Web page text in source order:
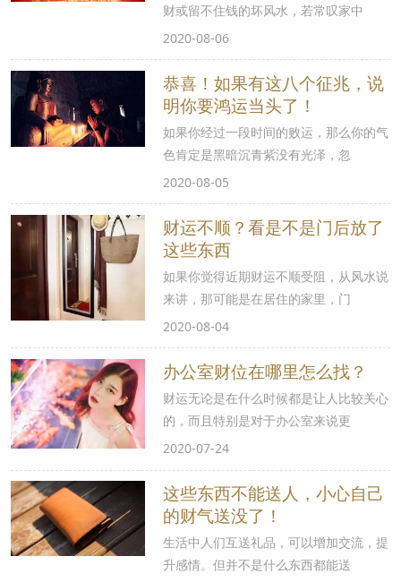
财或留不住钱的坏风水，若常叹家中
2020-08-06
恭喜！如果有这八个征兆，说
明你要鸿运当头了！
如果你经过一段时间的败运，那么你的气
色肯定是黑暗沉青紫没有光泽，忽
2020-08-05
财运不顺？看是不是门后放了
这些东西
如果你觉得近期财运不顺受阻，从风水说
来讲，那可能是在居住的家里，门
2020-08-04
办公室财位在哪里怎么找？
财运无论是在什么时候都是让人比较关心
的，而且特别是对于办公室来说更
2020-07-24
这些东西不能送人，小心自己
的财气送没了！
生活中人们互送礼品，可以增加交流，提
升感情。但并不是什么东西都能送